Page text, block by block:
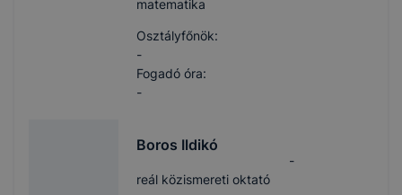
matematika
Osztályfőnök:
-
Fogadó óra:
-
Boros Ildikó
reál közismereti oktató
-